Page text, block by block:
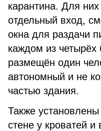
карантина. Для
отдельный вход,
окна для раздачи
каждом из четырёх
размещён один
автономный и не
частью здания.
Также
стене у кроватей и